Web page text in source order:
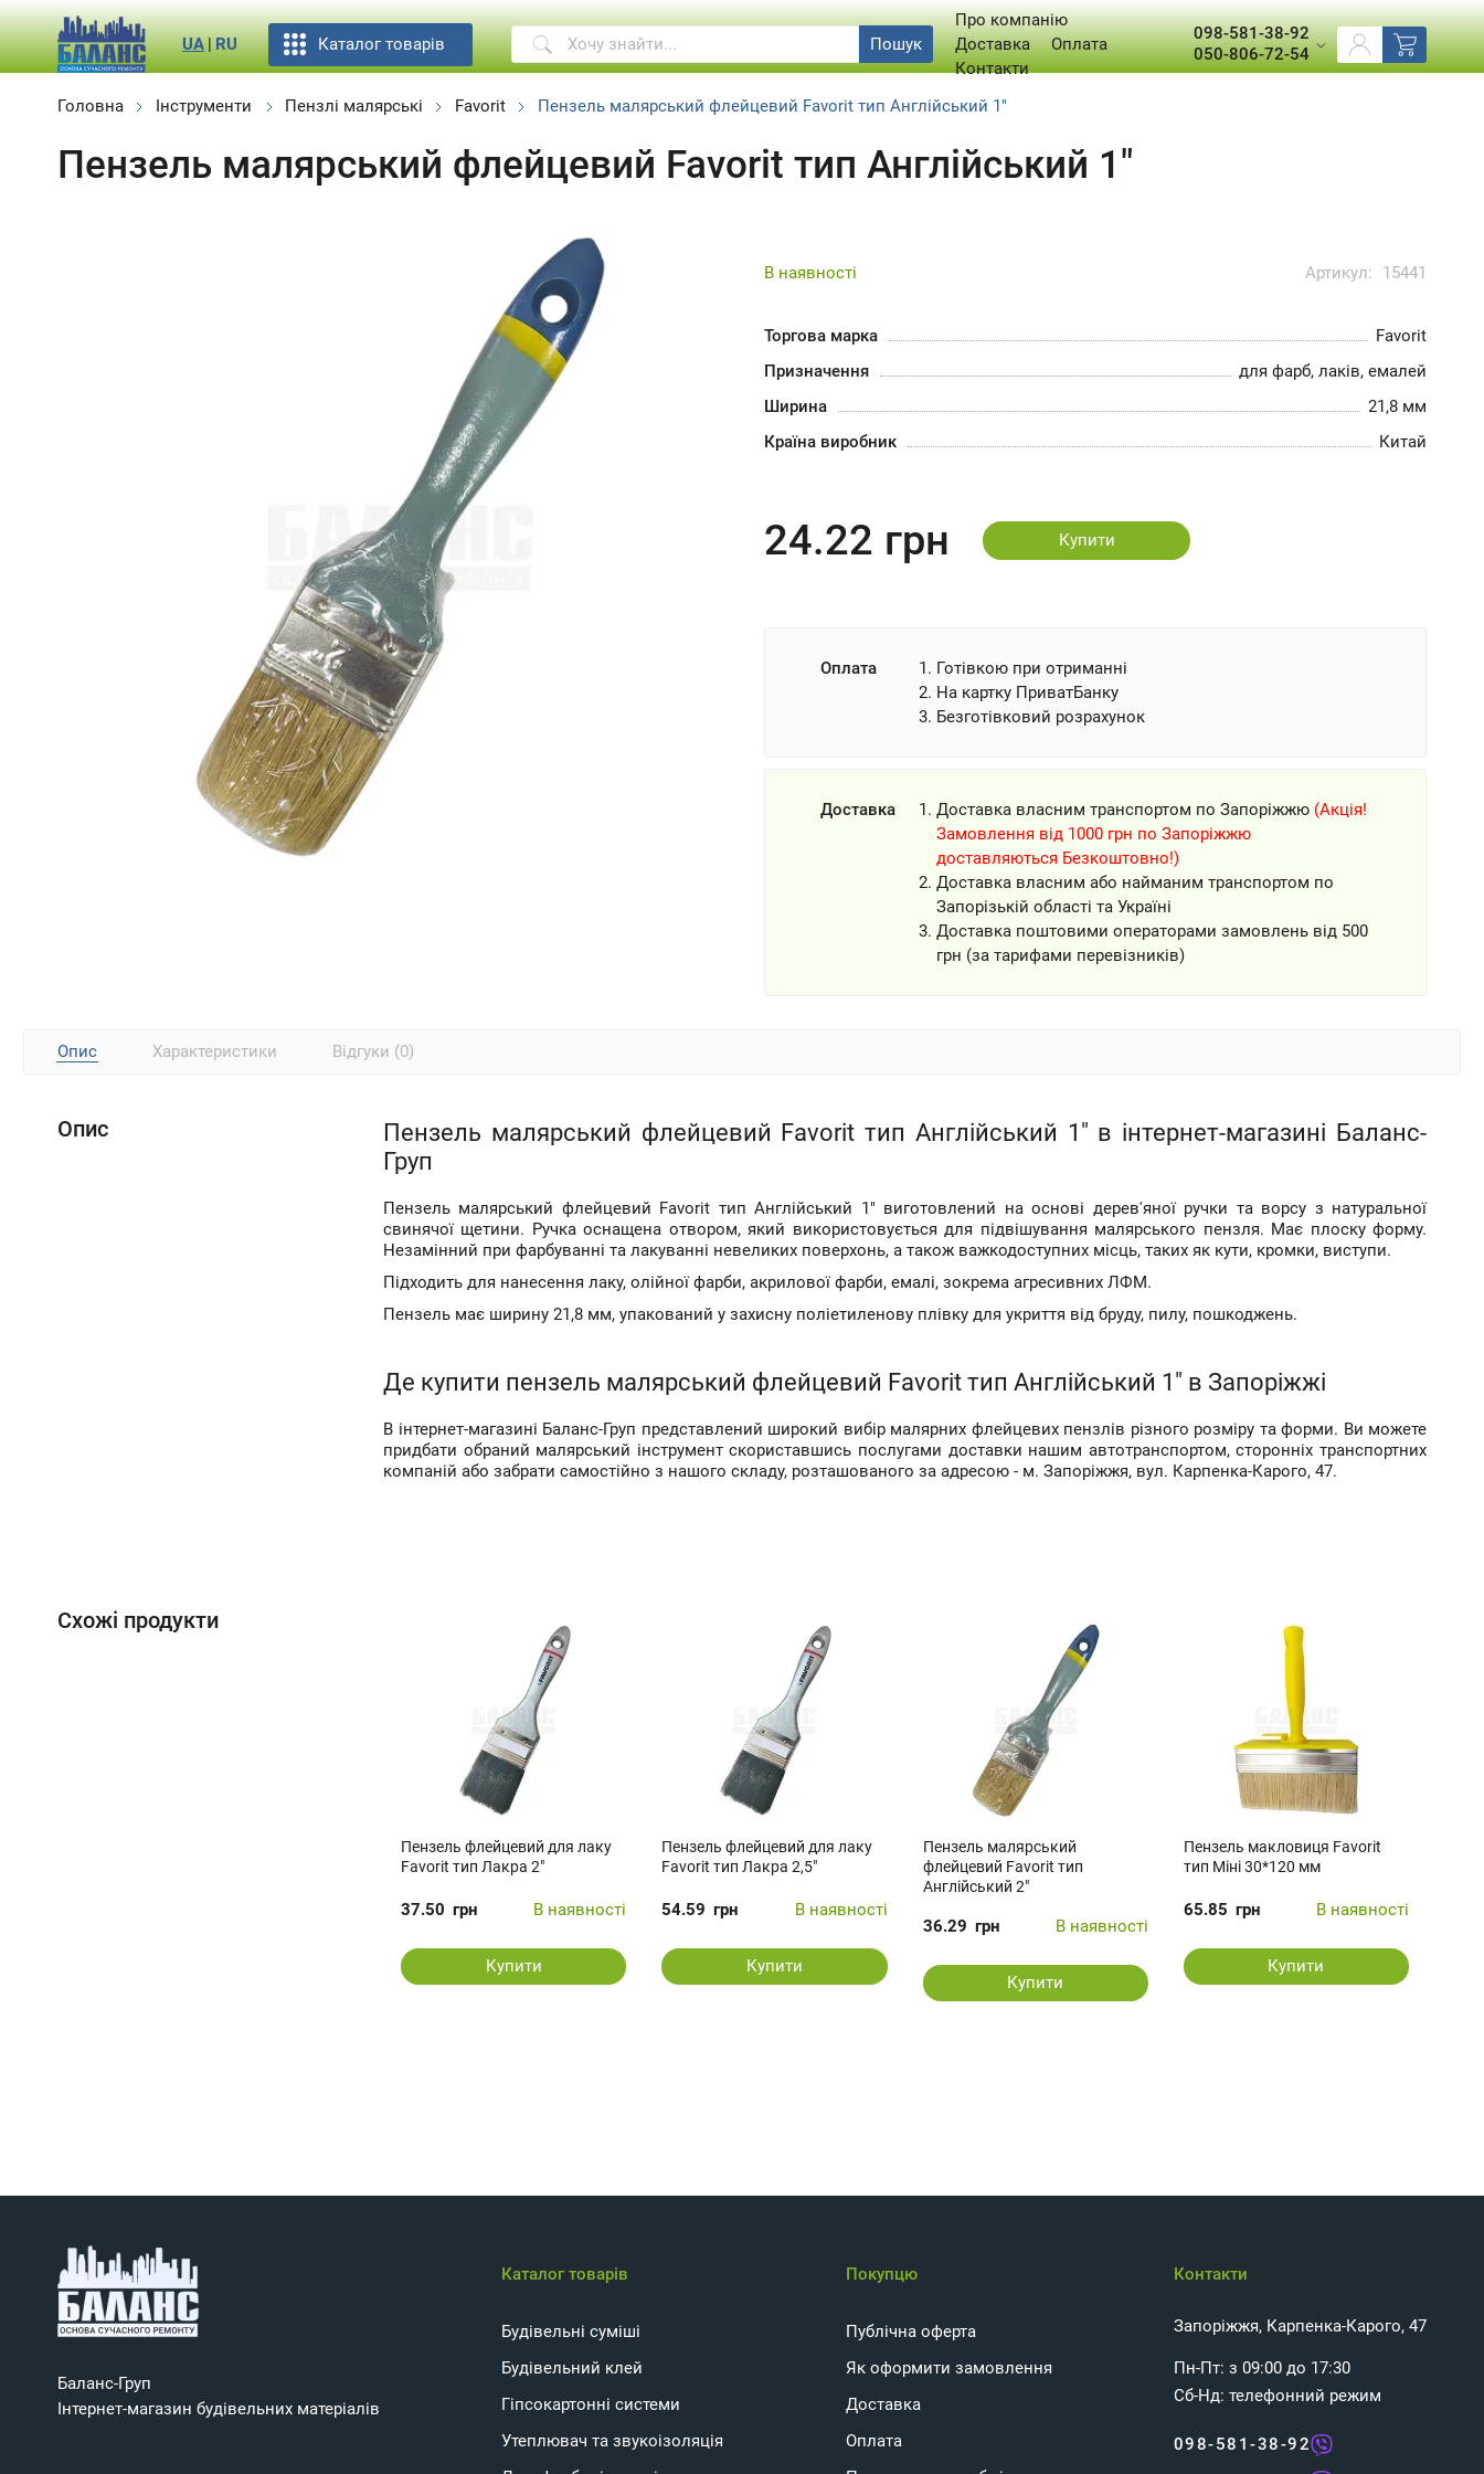
RU
|
UA Каталог товарів Пошук
Про компанію
Доставка
Оплата
Контакти
098-581-38-92
050-806-72-54
Головна Інструменти Пензлі малярські Favorit Пензель малярський флейцевий Favorit тип Англійський 1"
Пензель малярський флейцевий Favorit тип Англійський 1"
В наявності Артикул: 15441
Торгова марка
Favorit
Призначення
для фарб, лаків, емалей
Ширина
21,8 мм
Країна виробник
Китай
24.22 грн Купити
Оплата
Готівкою при отриманні
На картку ПриватБанку
Безготівковий розрахунок
Доставка Доставка власним транспортом по Запоріжжю (Акція!
Замовлення від 1000 грн по Запоріжжю
доставляються Безкоштовно!)
Доставка власним або найманим транспортом по
Запорізькій області та Україні
Доставка поштовими операторами замовлень від 500
грн (за тарифами перевізників)
Опис Характеристики Відгуки (0)
Опис
Пензель малярський флейцевий Favorit тип Англійський 1" в інтернет-магазині Баланс-
Груп
Пензель малярський флейцевий Favorit тип Англійський 1" виготовлений на основі дерев'яної ручки та ворсу з натуральної
свинячої щетини. Ручка оснащена отвором, який використовується для підвішування малярського пензля. Має плоску форму.
Незамінний при фарбуванні та лакуванні невеликих поверхонь, а також важкодоступних місць, таких як кути, кромки, виступи.
Підходить для нанесення лаку, олійної фарби, акрилової фарби, емалі, зокрема агресивних ЛФМ.
Пензель має ширину 21,8 мм, упакований у захисну поліетиленову плівку для укриття від бруду, пилу, пошкоджень.
Де купити пензель малярський флейцевий Favorit тип Англійський 1" в Запоріжжі
В інтернет-магазині Баланс-Груп представлений широкий вибір малярних флейцевих пензлів різного розміру та форми. Ви можете
придбати обраний малярський інструмент скориставшись послугами доставки нашим автотранспортом, сторонніх транспортних
компаній або забрати самостійно з нашого складу, розташованого за адресою - м. Запоріжжя, вул. Карпенка-Карого, 47.
Схожі продукти
Пензель флейцевий для лаку
Favorit тип Лакра 2"
37.50 грн В наявності
Купити
Пензель флейцевий для лаку
Favorit тип Лакра 2,5"
54.59 грн В наявності
Купити
Пензель малярський
флейцевий Favorit тип
Англійський 2"
36.29 грн В наявності
Купити
Пензель макловиця Favorit
тип Міні 30*120 мм
65.85 грн В наявності
Купити
Баланс-Груп
Інтернет-магазин будівельних матеріалів
Каталог товарів
Будівельні суміші
Будівельний клей
Гіпсокартонні системи
Утеплювач та звукоізоляція
Покупцю
Публічна оферта
Як оформити замовлення
Доставка
Оплата
Контакти
Запоріжжя, Карпенка-Карого, 47
Пн-Пт: з 09:00 до 17:30
Сб-Нд: телефонний режим
098-581-38-92